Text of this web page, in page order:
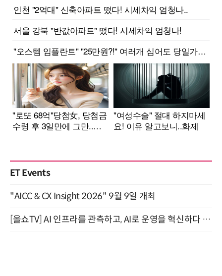
ET Events
"AICC & CX Insight 2026" 9월 9일 개최
[올쇼TV] AI 인프라를 관측하고, AI로 운영을 혁신하다 (8월 11일 생방송)